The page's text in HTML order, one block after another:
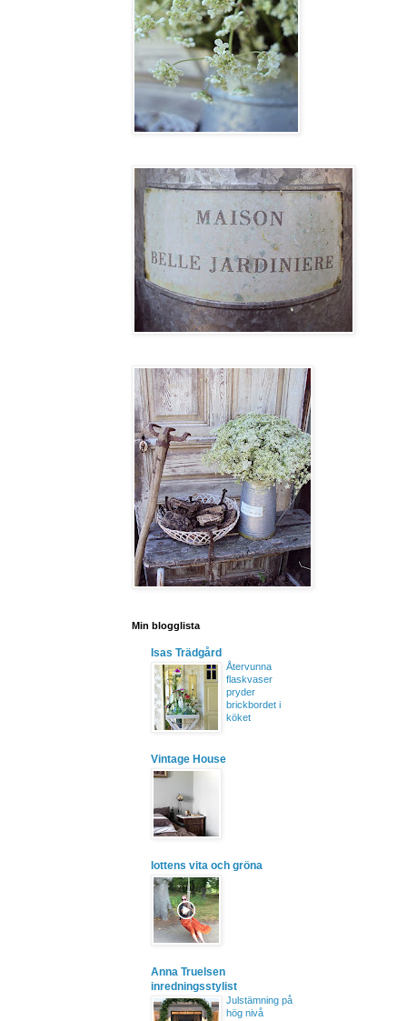
Min blogglista
Isas Trädgård
Återvunna
flaskvaser
pryder
brickbordet i
köket
Vintage House
lottens vita och gröna
Anna Truelsen
inredningsstylist
Julstämning på
hög nivå